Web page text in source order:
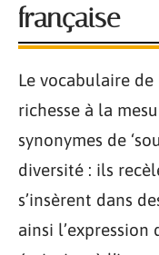
française
Le vocabulaire de
richesse à la
synonymes de
diversité : ils
s’insèrent dans
ainsi